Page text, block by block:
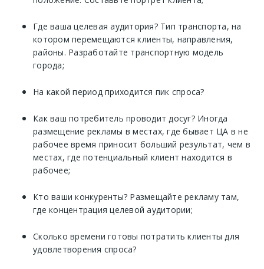
Где ваша целевая аудитория? Тип транспорта, на
котором перемещаются клиенты, направления,
районы. Разработайте транспортную модель
города;
На какой период приходится пик спроса?
Как ваш потребитель проводит досуг? Иногда
размещение рекламы в местах, где бывает ЦА в не
рабочее время приносит больший результат, чем в
местах, где потенциальный клиент находится в
рабочее;
Кто ваши конкуренты? Размещайте рекламу там,
где концентрация целевой аудитории;
Сколько времени готовы потратить клиенты для
удовлетворения спроса?